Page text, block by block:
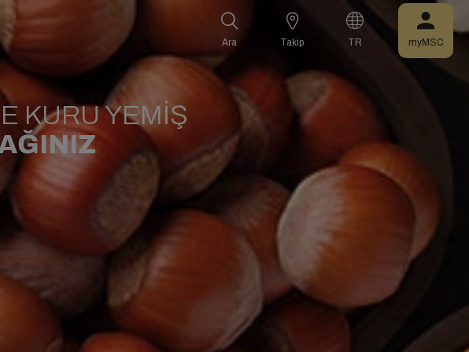
Ara Takip TR myMSC
KURU YEMİŞ